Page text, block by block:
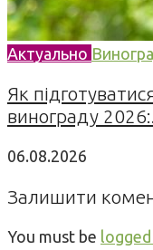
Актуально
Як
винограду
06.08.2026
Залишити
You must be logged